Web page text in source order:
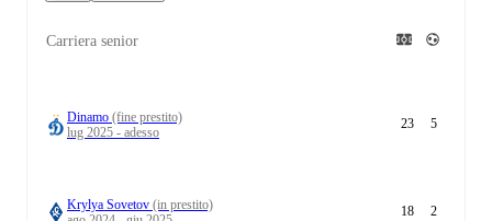
Carriera senior
Dinamo (fine prestito)
lug 2025 - adesso
23 5
Krylya Sovetov (in prestito)
18 2